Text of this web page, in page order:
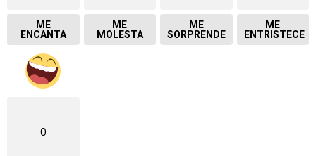
ME
ENCANTA
ME
MOLESTA
ME
SORPRENDE
ME
ENTRISTECE
0